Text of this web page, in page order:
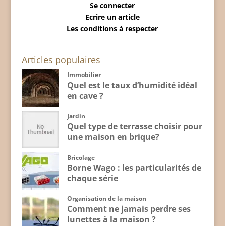
Se connecter
Ecrire un article
Les conditions à respecter
Articles populaires
Immobilier
Quel est le taux d’humidité idéal
en cave ?
Jardin
Quel type de terrasse choisir pour
une maison en brique?
Bricolage
Borne Wago : les particularités de
chaque série
Organisation de la maison
Comment ne jamais perdre ses
lunettes à la maison ?